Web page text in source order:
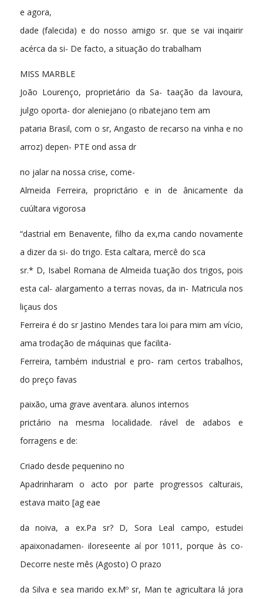
e agora,
dade (falecida) e do nosso amigo sr. que se vai inqairir
acérca da si- De facto, a situação do trabalham
MISS MARBLE
João Lourenço, proprietário da Sa- taação da lavoura,
julgo oporta- dor aleniejano (o ribatejano tem am
pataria Brasil, com o sr, Angasto de recarso na vinha e no
arroz) depen- PTE ond assa dr
no jalar na nossa crise, come-
Almeida Ferreira, proprictário e in de ânicamente da
cuúltara vigorosa
“dastrial em Benavente, filho da ex,ma cando novamente
a dizer da si- do trigo. Esta caltara, mercê do sca
sr.* D, Isabel Romana de Almeida tuação dos trigos, pois
esta cal- alargamento a terras novas, da in- Matricula nos
liçaus dos
Ferreira é do sr Jastino Mendes tara loi para mim am vício,
ama trodação de máquinas que facilita-
Ferreira, também industrial e pro- ram certos trabalhos,
do preço favas
paixão, uma grave aventara. alunos internos
prictário na mesma localidade. rável de adabos e
forragens e de:
Criado desde pequenino no
Apadrinharam o acto por parte progressos calturais,
estava maito [ag eae
da noiva, a ex.Pa sr? D, Sora Leal campo, estudei
apaixonadamen- iloreseente aí por 1011, porque às co-
Decorre neste mês (Agosto) O prazo
da Silva e sea marido ex.Mº sr, Man te agricultara lá jora